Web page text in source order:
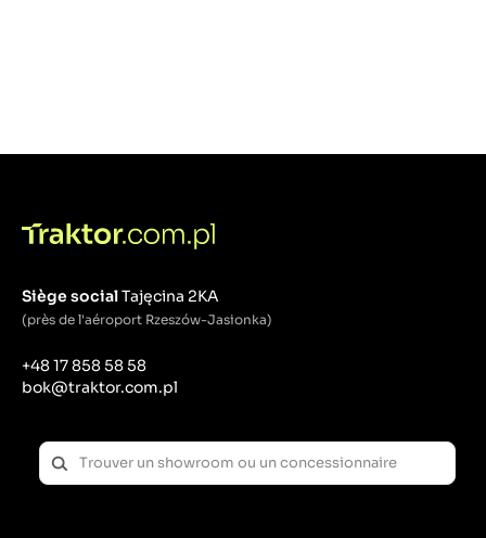
Siège socialTajęcina 2KA
(près de l'aéroport Rzeszów-Jasionka)
+48 17 858 58 58
bok@traktor.com.pl